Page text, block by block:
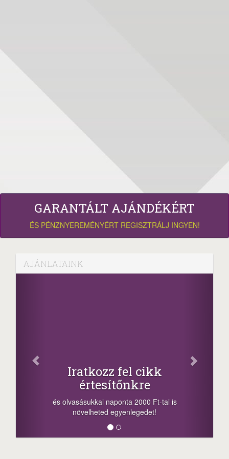
GARANTÁLT AJÁNDÉKÉRT
ÉS PÉNZNYEREMÉNYÉRT REGISZTRÁLJ INGYEN!
AJÁNLATAINK
Iratkozz fel cikk
értesítőnkre
és olvasásukkal naponta 2000 Ft-tal is
növelheted egyenlegedet!